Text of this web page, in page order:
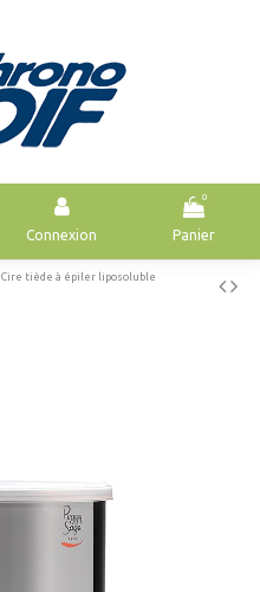
Connexion
0
Panier
Cire tiède à épiler liposoluble